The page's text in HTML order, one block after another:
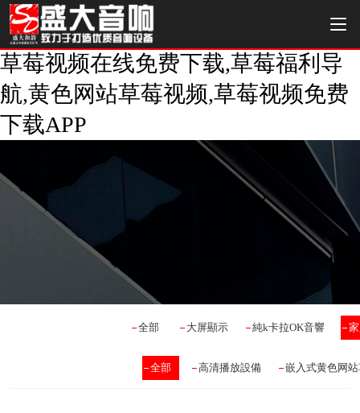
草莓视频在线免费下载,草莓福利导
航,黄色网站草莓视频,草莓视频免费
下载APP
全部 大屏顯示 純k卡拉OK音響
全部 高清播放設備 嵌入式黄色网